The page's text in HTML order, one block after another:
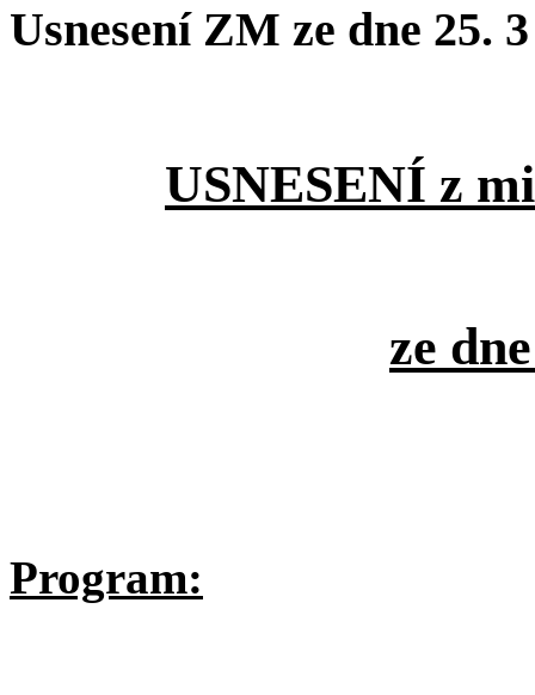
Usnesení ZM ze dne 25.
USNESENÍ z
ze
Program: